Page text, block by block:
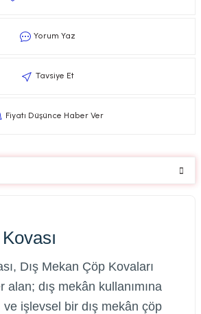
Yorum Yaz
Tavsiye Et
Fiyatı Düşünce Haber Ver
Dış Mekan Çöp Kovaları
alan; dış mekân kullanımına
ve işlevsel bir dış mekân çöp